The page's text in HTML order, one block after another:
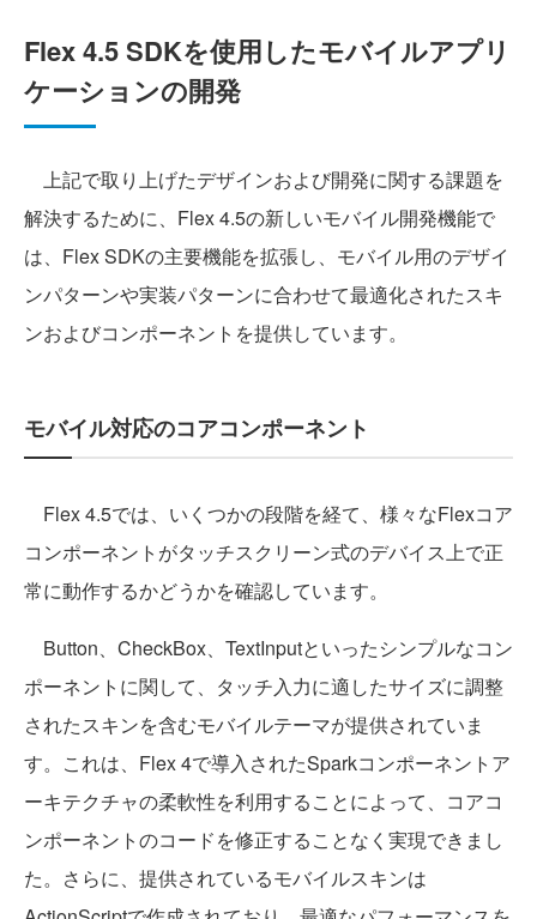
Flex 4.5 SDKを使用したモバイルアプリ
ケーションの開発
上記で取り上げたデザインおよび開発に関する課題を
解決するために、Flex 4.5の新しいモバイル開発機能で
は、Flex SDKの主要機能を拡張し、モバイル用のデザイ
ンパターンや実装パターンに合わせて最適化されたスキ
ンおよびコンポーネントを提供しています。
モバイル対応のコアコンポーネント
Flex 4.5では、いくつかの段階を経て、様々なFlexコア
コンポーネントがタッチスクリーン式のデバイス上で正
常に動作するかどうかを確認しています。
Button、CheckBox、TextInputといったシンプルなコン
ポーネントに関して、タッチ入力に適したサイズに調整
されたスキンを含むモバイルテーマが提供されていま
す。これは、Flex 4で導入されたSparkコンポーネントア
ーキテクチャの柔軟性を利用することによって、コアコ
ンポーネントのコードを修正することなく実現できまし
た。さらに、提供されているモバイルスキンは